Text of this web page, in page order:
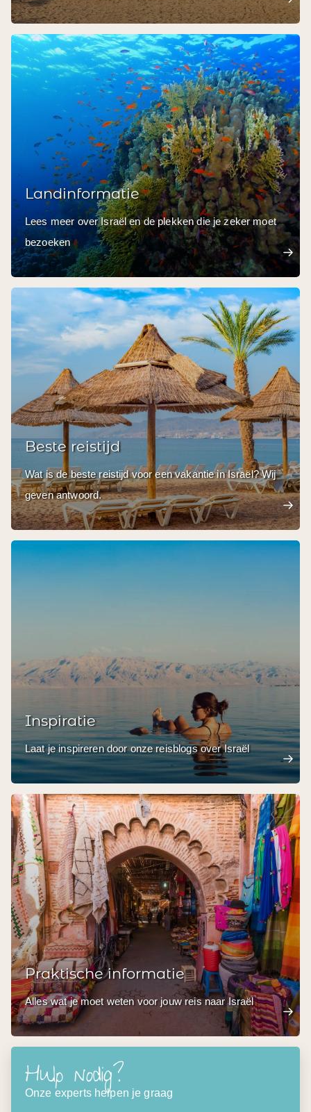
Landinformatie
Lees meer over Israël en de plekken die je zeker moet
bezoeken
Beste reistijd
Wat is de beste reistijd voor een vakantie in Israël? Wij
geven antwoord.
Inspiratie
Laat je inspireren door onze reisblogs over Israël
Praktische informatie
Alles wat je moet weten voor jouw reis naar Israël
Hulp nodig?
Onze experts helpen je graag